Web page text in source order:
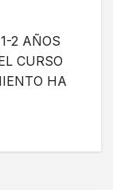
2 AÑOS
CURSO
HA